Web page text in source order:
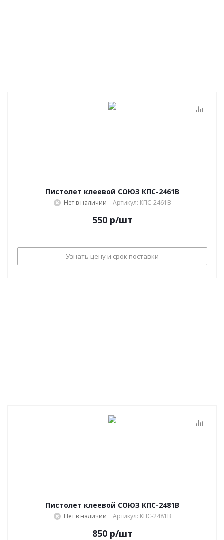
Пистолет клеевой СОЮЗ КПС-2461В
Нет в наличии Артикул: КПС-2461В
550р/шт
Узнать цену и срок поставки
Пистолет клеевой СОЮЗ КПС-2481В
Нет в наличии Артикул: КПС-2481В
850р/шт